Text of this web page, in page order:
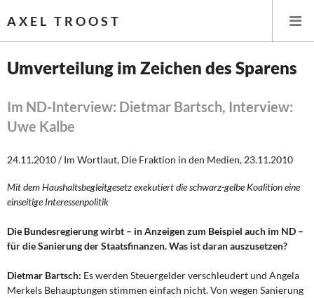
AXEL TROOST
Themen
Leitlinien linker Wirtschafts- und Finanzpolitik
Wirtschaftspolitik
Steuer- und Finanzpolitik
Eurokrise und Griechenland
Umverteilung im Zeichen des Sparens
Im ND-Interview: Dietmar Bartsch, Interview:
Uwe Kalbe
24.11.2010 / Im Wortlaut, Die Fraktion in den Medien, 23.11.2010
Mit dem Haushaltsbegleitgesetz exekutiert die schwarz-gelbe Koalition eine
einseitige Interessenpolitik
Die Bundesregierung wirbt – in Anzeigen zum Beispiel auch im ND –
für die Sanierung der Staatsfinanzen. Was ist daran auszusetzen?
Dietmar Bartsch: Es werden Steuergelder verschleudert und Angela
Merkels Behauptungen stimmen einfach nicht. Von wegen Sanierung